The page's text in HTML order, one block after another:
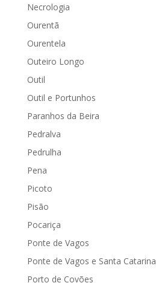
Necrologia
Ourentã
Ourentela
Outeiro Longo
Outil
Outil e Portunhos
Paranhos da Beira
Pedralva
Pedrulha
Pena
Picoto
Pisão
Pocariça
Ponte de Vagos
Ponte de Vagos e Santa Catarina
Porto de Covões